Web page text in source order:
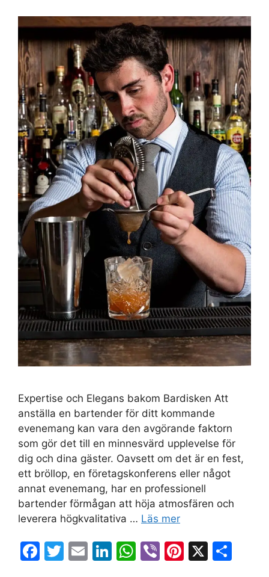
Expertise och Elegans bakom Bardisken Att
anställa en bartender för ditt kommande
evenemang kan vara den avgörande faktorn
som gör det till en minnesvärd upplevelse för
dig och dina gäster. Oavsett om det är en fest,
ett bröllop, en företagskonferens eller något
annat evenemang, har en professionell
bartender förmågan att höja atmosfären och
leverera högkvalitativa … Läs mer
F
T
E
Li W Vi Pi X